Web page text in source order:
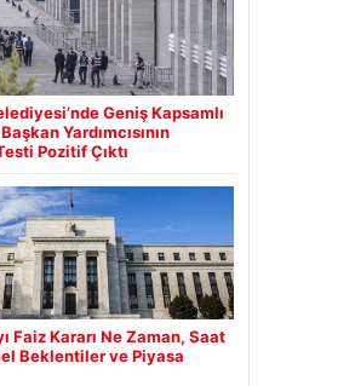
Geniş Kapsamlı
Yardımcısının
Pozitif Çıktı
Faiz Kararı Ne Zaman, Saat
Beklentiler ve Piyasa